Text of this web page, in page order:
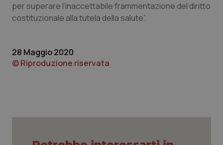
Puglia
Sicilia
Umbria
Malattie rare
Neuroscienze & patologie neurodegenerative
Oftalmologia
per superare l’inaccettabile frammentazione del diritto
costituzionale alla tutela della salute”.
28 Maggio 2020
© Riproduzione riservata